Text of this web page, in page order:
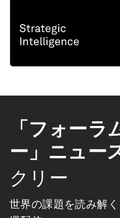
「フォーラ
ー」ニュー
クリー
世界の課題を読み解